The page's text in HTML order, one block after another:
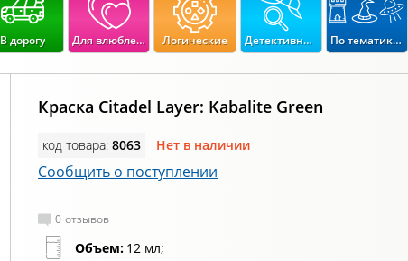
В дорогу Для влюбленных Логические Детективные По тематикам
Краска Citadel Layer: Kabalite Green
код товара: 8063 Нет в наличии
Сообщить о поступлении
0 отзывов
Объем: 12 мл;